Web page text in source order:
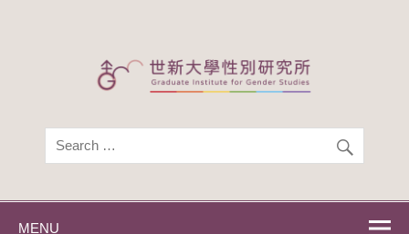
世新大學性別研
世新大學性別研究所
MENU